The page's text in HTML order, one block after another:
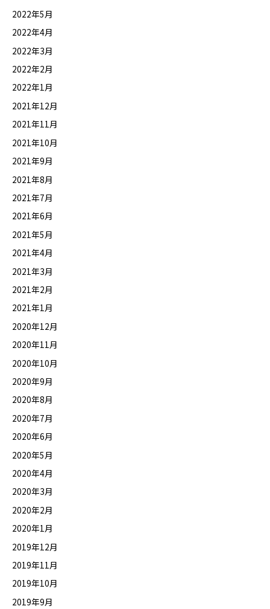
2022年5月
2022年4月
2022年3月
2022年2月
2022年1月
2021年12月
2021年11月
2021年10月
2021年9月
2021年8月
2021年7月
2021年6月
2021年5月
2021年4月
2021年3月
2021年2月
2021年1月
2020年12月
2020年11月
2020年10月
2020年9月
2020年8月
2020年7月
2020年6月
2020年5月
2020年4月
2020年3月
2020年2月
2020年1月
2019年12月
2019年11月
2019年10月
2019年9月